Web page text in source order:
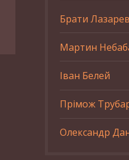
Брати
Мартин
Іван Белей
Прімож
Олександр